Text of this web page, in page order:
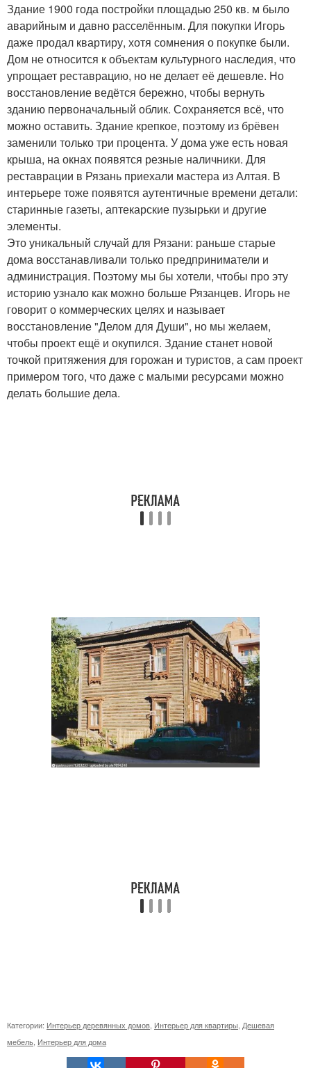
Здание 1900 года постройки площадью 250 кв. м было
аварийным и давно расселённым. Для покупки Игорь
даже продал квартиру, хотя сомнения о покупке были.
Дом не относится к объектам культурного наследия, что
упрощает реставрацию, но не делает её дешевле. Но
восстановление ведётся бережно, чтобы вернуть
зданию первоначальный облик. Сохраняется всё, что
можно оставить. Здание крепкое, поэтому из брёвен
заменили только три процента. У дома уже есть новая
крыша, на окнах появятся резные наличники. Для
реставрации в Рязань приехали мастера из Алтая. В
интерьере тоже появятся аутентичные времени детали:
старинные газеты, аптекарские пузырьки и другие
элементы.
Это уникальный случай для Рязани: раньше старые
дома восстанавливали только предприниматели и
администрация. Поэтому мы бы хотели, чтобы про эту
историю узнало как можно больше Рязанцев. Игорь не
говорит о коммерческих целях и называет
восстановление "Делом для Души", но мы желаем,
чтобы проект ещё и окупился. Здание станет новой
точкой притяжения для горожан и туристов, а сам проект
примером того, что даже с малыми ресурсами можно
делать большие дела.
Категории: Интерьер деревянных домов, Интерьер для квартиры, Дешевая
мебель, Интерьер для дома